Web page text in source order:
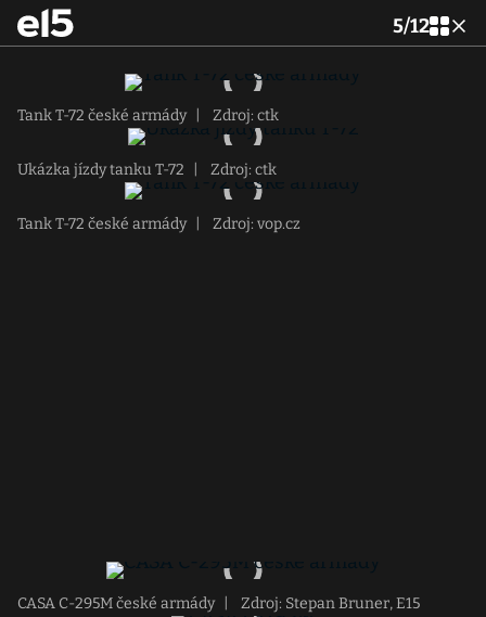
5/12
Tank T-72 české armády Zdroj: ctk
Ukázka jízdy tanku T-72 Zdroj: ctk
Tank T-72 české armády Zdroj: vop.cz
CASA C-295M české armády Zdroj: Stepan Bruner, E15